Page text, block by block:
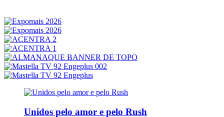
Unidos pelo amor e pelo Rush